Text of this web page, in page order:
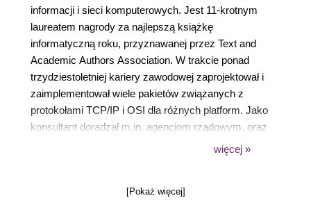
informacji i sieci komputerowych. Jest 11-krotnym
laureatem nagrody za najlepszą książkę
informatyczną roku, przyznawanej przez Text and
Academic Authors Association. W trakcie ponad
trzydziestoletniej kariery zawodowej zaprojektował i
zaimplementował wiele pakietów związanych z
protokołami TCP/IP i OSI dla różnych platform. Jako
konsultant doradzał m.in. agencjom rządowym, oraz
więcej »
[Pokaż więcej]